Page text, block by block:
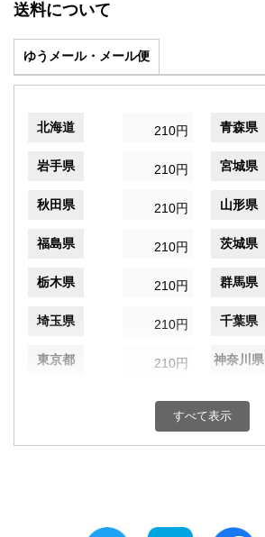
送料について
ゆうメール・メール便
北海道 210円 青森県
岩手県 210円 宮城県
秋田県 210円 山形県
福島県 210円 茨城県
栃木県 210円 群馬県
埼玉県 210円 千葉県
東京都 210円 神奈川県
210円 富山県
すべて表示